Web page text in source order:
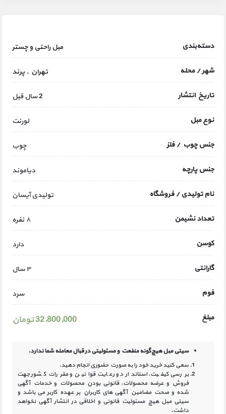
دسته‌بندی مبل راحتی و چستر
شهر / محله تهران , پرند
تاریخ انتشار 2 سال قبل
نوع مبل لورنت
جنس چوب / فلز چوب
جنس پارچه دیاموند
نام تولیدی / فروشگاه تولیدی آیسان
تعداد نشیمن ۸ نفره
کوسن دارد
گارانتی ۳ سال
فوم سرد
مبلغ 32,800,000 تومان
سیتی مبل هیچ‌گونه منفعت و مسئولیتی درقبال معامله شما ندارد.
سعی کنید خرید خود را به صورت حضوری انجام دهید.
بررسی کیفیت، استاندارد و رعایت قوانین و مقررات کشور جهت
فروش و عرضه محصولات، قانونی بودن محصولات و خدمات آگهی
شده و صحت مضامین آگهی‏ های کاربران بر عهده کاربر می باشد و
سیتی مبل هیچ مسئولیت قانونی و اخلاقی در انتشار آگهی نخواهد
داشت.